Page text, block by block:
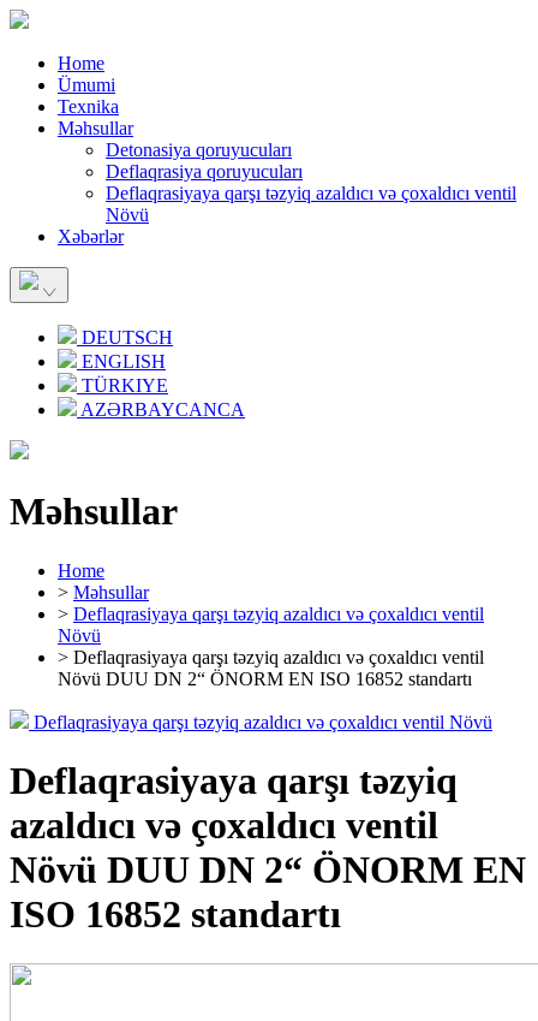
Home
Ümumi
Texnika
Məhsullar
Detonasiya qoruyucuları
Deflaqrasiya qoruyucuları
Deflaqrasiyaya qarşı təzyiq azaldıcı və çoxaldıcı ventil
Növü
Xəbərlər
DEUTSCH
ENGLISH
TÜRKIYE
AZƏRBAYCANCA
Məhsullar
Home
> Məhsullar
> Deflaqrasiyaya qarşı təzyiq azaldıcı və çoxaldıcı ventil
Növü
> Deflaqrasiyaya qarşı təzyiq azaldıcı və çoxaldıcı ventil
Növü DUU DN 2“ ÖNORM EN ISO 16852 standartı
Deflaqrasiyaya qarşı təzyiq azaldıcı və çoxaldıcı ventil Növü
Deflaqrasiyaya qarşı təzyiq
azaldıcı və çoxaldıcı ventil
Növü DUU DN 2“ ÖNORM EN
ISO 16852 standartı